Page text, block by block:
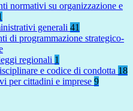
normativi su organizzazione e
generali 41
di programmazione strategico-
regionali 1
e codice di condotta 18
per cittadini e imprese 9